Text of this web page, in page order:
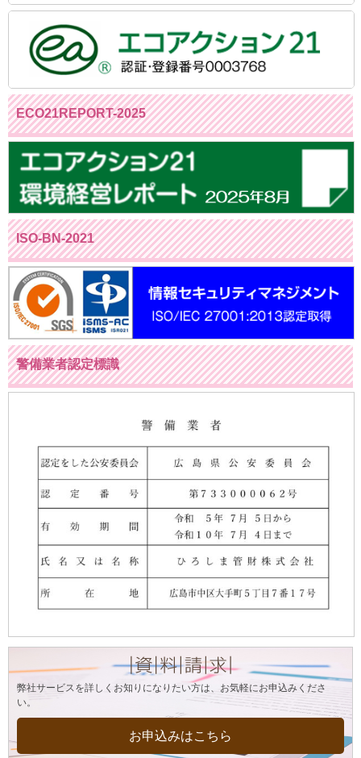
ECO21REPORT-2025
ISO-BN-2021
警備業者認定標識
弊社サービスを詳しくお知りになりたい方は、お気軽にお申込みくださ
い。
お申込みはこちら